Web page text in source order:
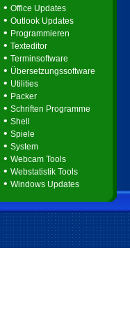
• Office Updates
• Outlook Updates
• Programmieren
• Texteditor
• Terminsoftware
• Übersetzungssoftware
• Utilities
• Packer
• Schriften Programme
• Shell
• Spiele
• System
• Webcam Tools
• Webstatistik Tools
• Windows Updates